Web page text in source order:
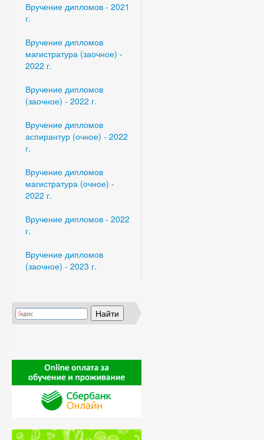
Вручение дипломов - 2021
г.
Вручение дипломов
магистратура (заочное) -
2022 г.
Вручение дипломов
(заочное) - 2022 г.
Вручение дипломов
аспирантур (очное) - 2022
г.
Вручение дипломов
магистратура (очное) -
2022 г.
Вручение дипломов - 2022
г.
Вручение дипломов
(заочное) - 2023 г.